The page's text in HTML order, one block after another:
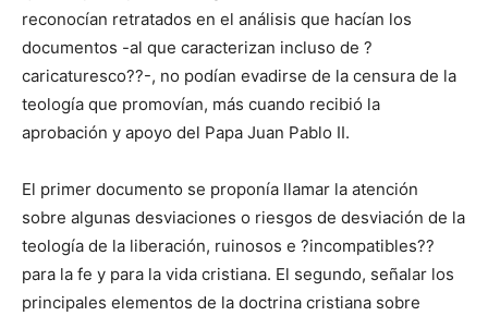
reconocían retratados en el análisis que hacían los
documentos -al que caracterizan incluso de ?
caricaturesco??-, no podían evadirse de la censura de la
teología que promovían, más cuando recibió la
aprobación y apoyo del Papa Juan Pablo II.
El primer documento se proponía llamar la atención
sobre algunas desviaciones o riesgos de desviación de la
teología de la liberación, ruinosos e ?incompatibles??
para la fe y para la vida cristiana. El segundo, señalar los
principales elementos de la doctrina cristiana sobre